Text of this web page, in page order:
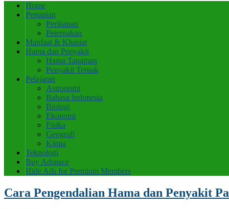
Home
Pertanian
Perikanan
Peternakan
Manfaat & Khasiat
Hama dan Penyakit
Hama Tanaman
Penyakit Ternak
Pelajaran
Astronomi
Bahasa Indonesia
Biologi
Ekonomi
Fisika
Geografi
Kimia
Teknologi
Buy Adspace
Hide Ads for Premium Members
Cara Pengendalian Hama dan Penyakit